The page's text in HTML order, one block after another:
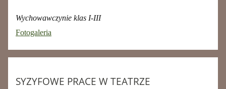
Wychowawczynie klas I-III
Fotogaleria
SYZYFOWE PRACE W TEATRZE